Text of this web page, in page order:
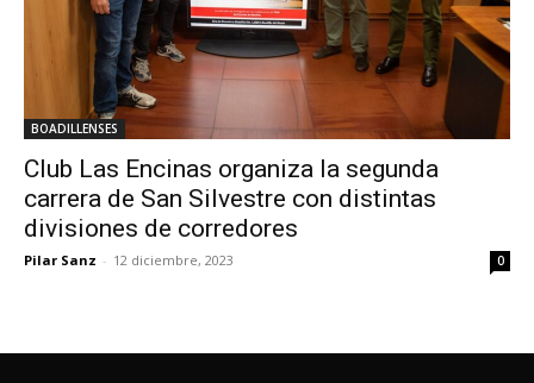
BOADILLENSES
Club Las Encinas organiza la segunda
carrera de San Silvestre con distintas
divisiones de corredores
Pilar Sanz - 12 diciembre, 2023 0